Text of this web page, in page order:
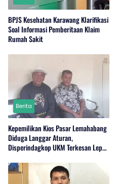
BPJS Kesehatan Karawang Klarifikasi
Soal Informasi Pemberitaan Klaim
Rumah Sakit
Berita
Kepemilikan Kios Pasar Lemahabang
Diduga Langgar Aturan,
Disperindagkop UKM Terkesan Lepas